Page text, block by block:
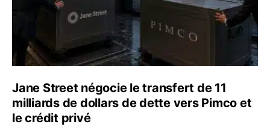
Jane Street négocie le transfert de 11
milliards de dollars de dette vers Pimco et
le crédit privé